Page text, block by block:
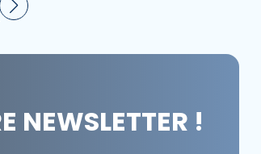
NEWSLETTER !